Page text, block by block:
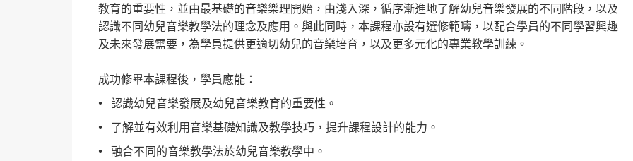
教育的重要性，並由最基礎的音樂樂理開始，由淺入深，循序漸進地了解幼兒音樂發展的不同階段，以及
認識不同幼兒音樂教學法的理念及應用。與此同時，本課程亦設有選修範疇，以配合學員的不同學習興趣
及未來發展需要，為學員提供更適切幼兒的音樂培育，以及更多元化的專業教學訓練。
成功修畢本課程後，學員應能：
認識幼兒音樂發展及幼兒音樂教育的重要性。
了解並有效利用音樂基礎知識及教學技巧，提升課程設計的能力。
融合不同的音樂教學法於幼兒音樂教學中。